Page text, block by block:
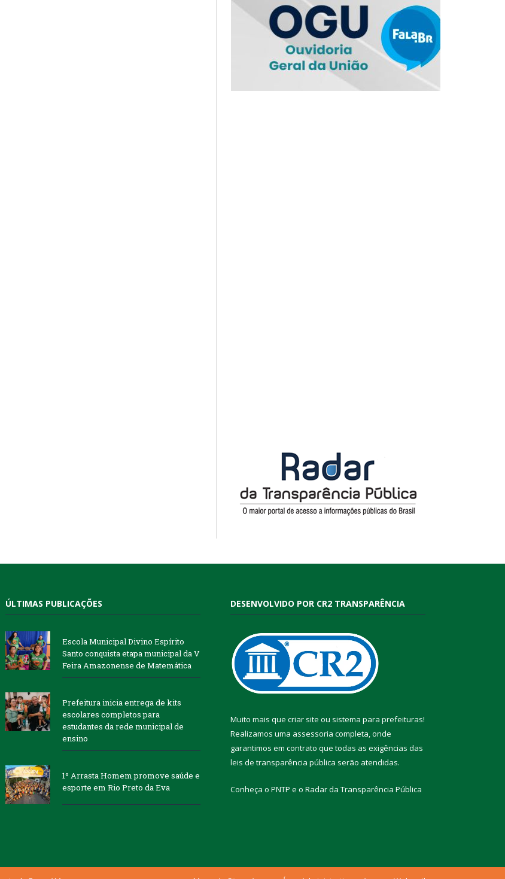
ÚLTIMAS PUBLICAÇÕES
Escola Municipal Divino Espírito
Santo conquista etapa municipal da V
Feira Amazonense de Matemática
Prefeitura inicia entrega de kits
escolares completos para
estudantes da rede municipal de
ensino
1º Arrasta Homem promove saúde e
esporte em Rio Preto da Eva
DESENVOLVIDO POR CR2 TRANSPARÊNCIA
Muito mais que criar site ou sistema para prefeituras!
Realizamos uma assessoria completa, onde
garantimos em contrato que todas as exigências das
leis de transparência pública serão atendidas.
Conheça o PNTP e o Radar da Transparência Pública